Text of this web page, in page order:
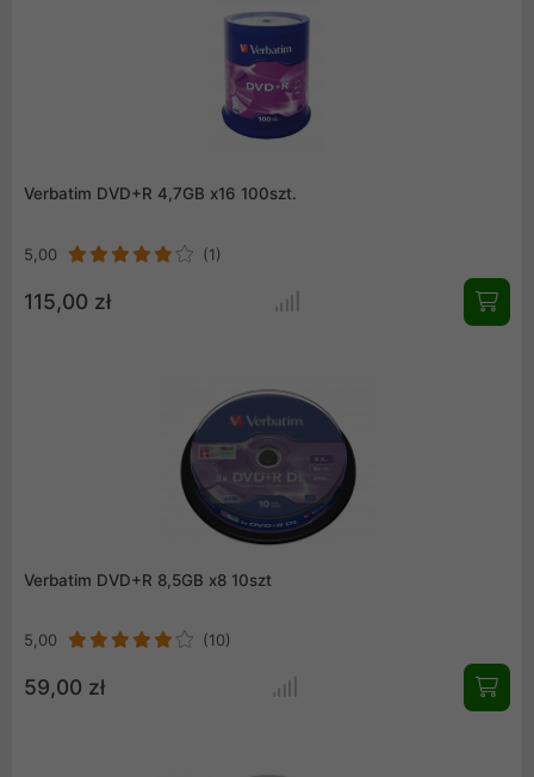
Verbatim DVD+R 4,7GB x16 100szt.
5,00 (1)
115,00 zł
Verbatim DVD+R 8,5GB x8 10szt
5,00 (10)
59,00 zł